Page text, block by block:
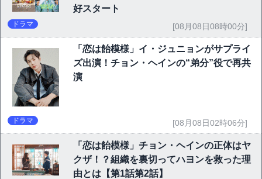
好スタート
ドラマ [08月08日08時00分]
「恋は飴模様」イ・ジュニョンがサプライ
ズ出演！チョン・ヘインの“弟分”役で再共
演
ドラマ [08月08日02時06分]
「恋は飴模様」チョン・ヘインの正体はヤ
クザ！？組織を裏切ってハヨンを救った理
由とは【第1話第2話】